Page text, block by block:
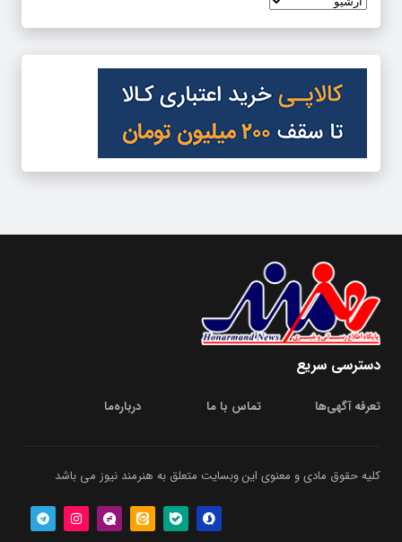
دسترسی سریع
تعرفه آگهی‌ها تماس با ما درباره‌‌ما
کلیه حقوق مادی و معنوی این وبسایت متعلق به هنرمند نیوز می باشد